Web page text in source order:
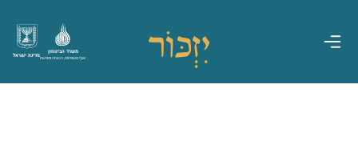
מדינת ישראל
משרד הביטחון
אגף משפחות, הנצחה ומורשת